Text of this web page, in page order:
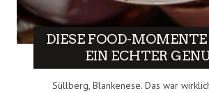
DIESE FOOD-
EIN ECHTER
Süllberg, Blankenese. Das war